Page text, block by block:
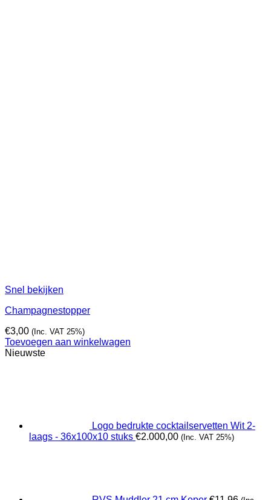
Snel bekijken
Champagnestopper
€3,00 (Inc. VAT 25%)
Toevoegen aan winkelwagen
Nieuwste
Logo bedrukte cocktailservetten Wit 2-
laags - 36x100x10 stuks €2.000,00 (Inc. VAT 25%)